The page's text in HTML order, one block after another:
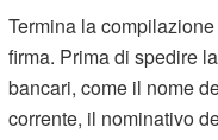
Termina la
firma. Prima di spedire
bancari, come il nome
corrente, il nominativo